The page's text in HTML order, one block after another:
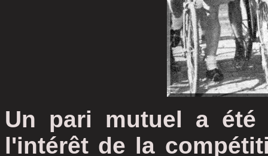
Un pari mutuel a été
l'intérêt de la